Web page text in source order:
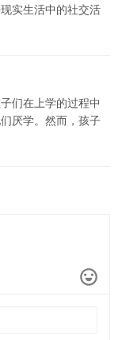
实生活中的社交活
们在上学的过程中
厌学。然而，孩子